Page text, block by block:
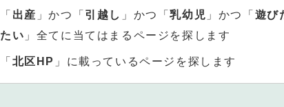
「 出産 」かつ「 引越し 」かつ「乳幼児 」かつ「 遊び
たい 」全てに当てはまるページを探します
「 北区HP 」に載っているページを探します